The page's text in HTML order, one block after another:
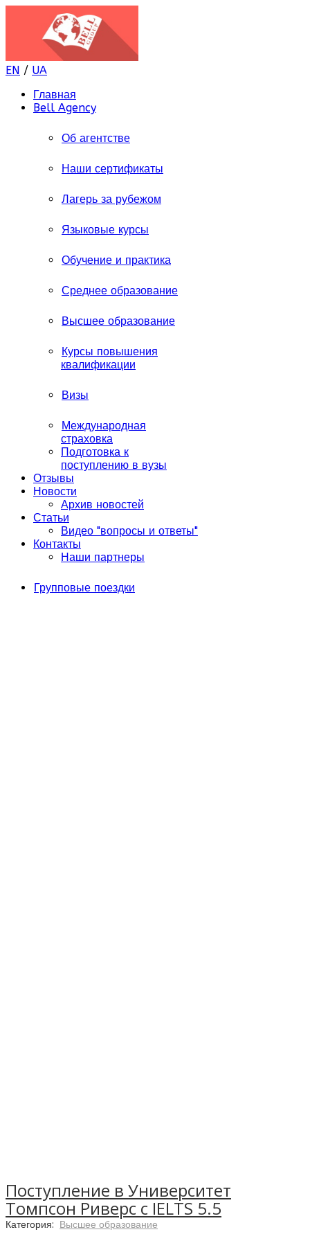
EN / UA
Главная
Bell Agency
Об агентстве
Наши сертификаты
Лагерь за рубежом
Языковые курсы
Обучение и практика
Среднее образование
Высшее образование
Курсы повышения
квалификации
Визы
Международная
страховка
Подготовка к
поступлению в вузы
Отзывы
Новости
Архив новостей
Статьи
Видео "вопросы и ответы"
Контакты
Наши партнеры
Групповые поездки
Поступление в Университет
Томпсон Риверс с IELTS 5.5
Категория: Высшее образование